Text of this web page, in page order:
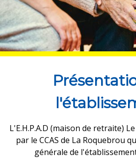
L'E.H.P.A.D (maison de retraite)
par le CCAS de La Roquebrou
générale de